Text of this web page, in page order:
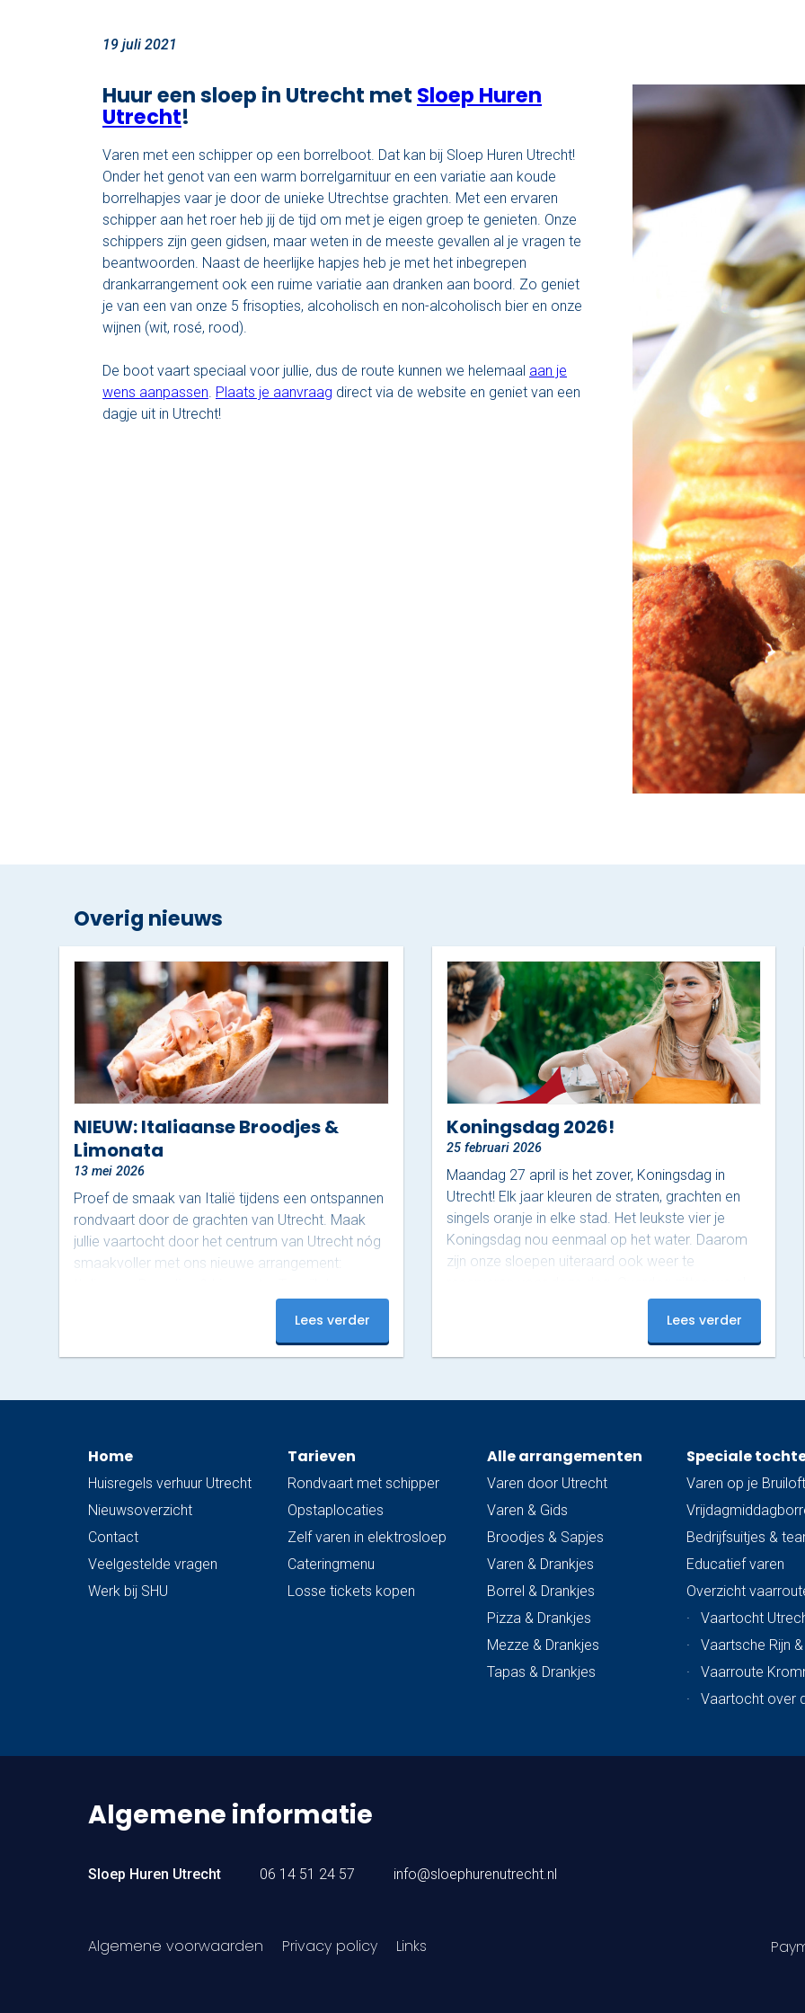
19 juli 2021
Huur een sloep in Utrecht met Sloep Huren
Utrecht!
Varen met een schipper op een borrelboot. Dat kan bij Sloep Huren Utrecht!
Onder het genot van een warm borrelgarnituur en een variatie aan koude
borrelhapjes vaar je door de unieke Utrechtse grachten. Met een ervaren
schipper aan het roer heb jij de tijd om met je eigen groep te genieten. Onze
schippers zijn geen gidsen, maar weten in de meeste gevallen al je vragen te
beantwoorden. Naast de heerlijke hapjes heb je met het inbegrepen
drankarrangement ook een ruime variatie aan dranken aan boord. Zo geniet
je van een van onze 5 frisopties, alcoholisch en non-alcoholisch bier en onze
wijnen (wit, rosé, rood).
De boot vaart speciaal voor jullie, dus de route kunnen we helemaal aan je
wens aanpassen Plaats je aanvraag direct via de website en geniet van een
dagje uit in Utrecht!
Overig nieuws
NIEUW: Italiaanse Broodjes &
Limonata
13 mei 2026
Proef de smaak van Italië tijdens een ontspannen
rondvaart door de grachten van Utrecht. Maak
jullie vaartocht door het centrum van Utrecht nóg
smaakvoller met ons nieuwe arrangement:
schipper jullie ontspannen rondvaart langs de
grachten, genieten jullie aan boord van rijkelijk
belegde Italiaanse broodjes, ook wel ‘schiacciata’
volgens een…
Lees verder
Koningsdag 2026!
25 februari 2026
Maandag 27 april is het zover, Koningsdag in
Utrecht! Elk jaar kleuren de straten, grachten en
singels oranje in elke stad. Het leukste vier je
Koningsdag nou eenmaal op het water. Daarom
zijn onze sloepen uiteraard ook weer te
helemaal vol tijdens deze populaire dag, maar ’s
avonds zijn er nog plekjes vrij! Op dit moment
hebben we nog 3 sloepen beschikbaar van 18:00
Lees verder
Home
Huisregels verhuur Utrecht
Nieuwsoverzicht
Contact
Veelgestelde vragen
Werk bij SHU
Tarieven
Rondvaart met schipper
Opstaplocaties
Zelf varen in elektrosloep
Cateringmenu
Losse tickets kopen
Alle arrangementen
Varen door Utrecht
Varen & Gids
Broodjes & Sapjes
Varen & Drankjes
Borrel & Drankjes
Pizza & Drankjes
Mezze & Drankjes
Tapas & Drankjes
Speciale
Varen op je Bruiloft
Bedrijfsuitjes &
Educatief varen
Overzicht
·
Vaartocht
·
Vaartsche Rijn
·
Vaarroute
·
Vaartocht over
Algemene informatie
Sloep Huren Utrecht 06 14 51 24 57 info@sloephurenutrecht.nl
Algemene voorwaarden Privacy policy Links